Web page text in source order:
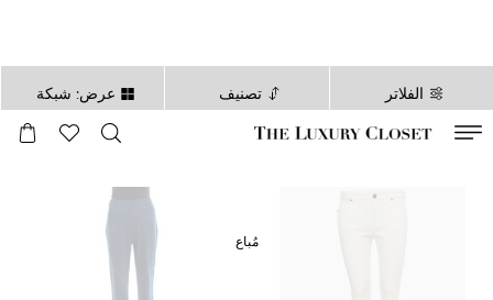
الفلاتر تصنيف عرض: شبكة
ثانية
مُباع